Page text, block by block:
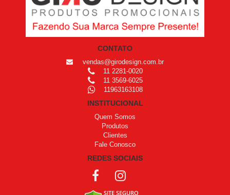
CONTATO
vendas@girodesign.com.br
11 2281-0020
11 3569-6025
11963163108
INSTITUCIONAL
Quem Somos
Produtos
Clientes
Fale Conosco
REDES SOCIAIS